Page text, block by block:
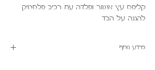
קליפס עץ אשור ופלדה עם רכיב פלסטיק
להגנה על הבד.
מידע נוסף